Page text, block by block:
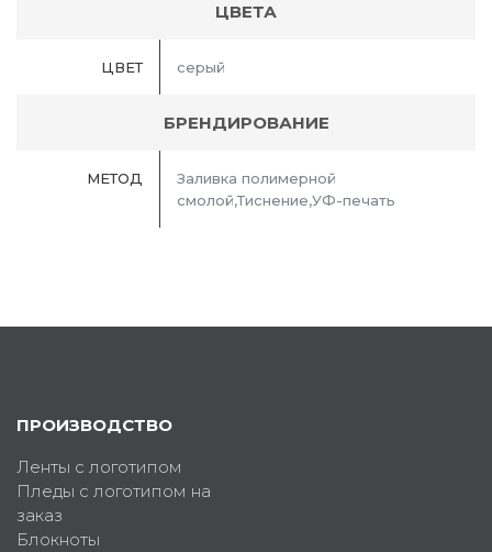
ЦВЕТА
ЦВЕТ серый
БРЕНДИРОВАНИЕ
МЕТОД
Заливка полимерной
смолой,Тиснение,УФ-печать
ПРОИЗВОДСТВО
Ленты с логотипом
Пледы с логотипом на
заказ
Блокноты